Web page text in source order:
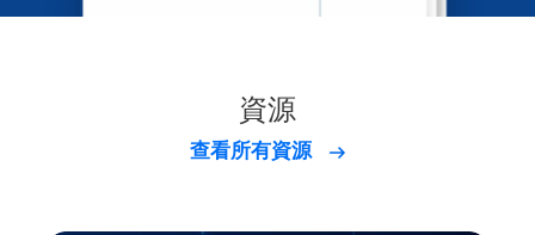
資源
查看所有資源